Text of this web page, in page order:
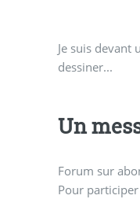
Je suis devant
dessiner...
Un
Forum sur
Pour